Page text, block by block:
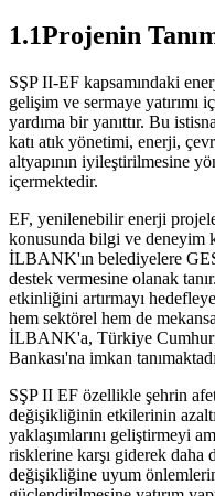
1.1Projenin
SŞP II-EF kapsamındaki
gelişim ve sermaye
yardıma bir yanıttır. Bu
katı atık yönetimi, enerji,
altyapının iyileştirilmesine
içermektedir.
EF, yenilenebilir enerji
konusunda bilgi ve deneyim
İLBANK'ın belediyelere
destek vermesine olanak
etkinliğini artırmayı
hem sektörel hem de
İLBANK'a, Türkiye
Bankası'na imkan
SŞP II EF özellikle şehrin
değişikliğinin etkilerinin
yaklaşımlarını geliştirmeyi
risklerine karşı giderek daha
değişikliğine uyum